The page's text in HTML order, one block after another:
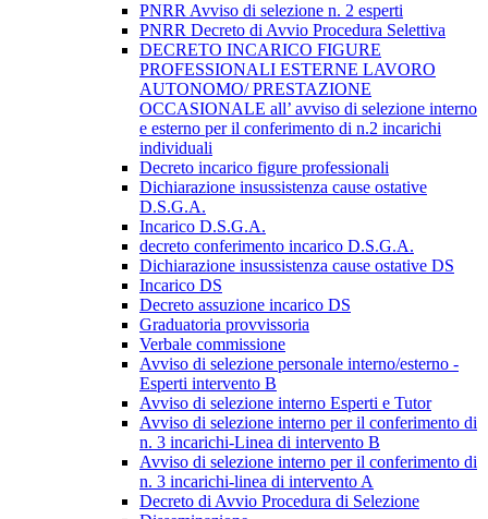
PNRR Avviso di selezione n. 2 esperti
PNRR Decreto di Avvio Procedura Selettiva
DECRETO INCARICO FIGURE
PROFESSIONALI ESTERNE LAVORO
AUTONOMO/ PRESTAZIONE
OCCASIONALE all’ avviso di selezione interno
e esterno per il conferimento di n.2 incarichi
individuali
Decreto incarico figure professionali
Dichiarazione insussistenza cause ostative
D.S.G.A.
Incarico D.S.G.A.
decreto conferimento incarico D.S.G.A.
Dichiarazione insussistenza cause ostative DS
Incarico DS
Decreto assuzione incarico DS
Graduatoria provvissoria
Verbale commissione
Avviso di selezione personale interno/esterno -
Esperti intervento B
Avviso di selezione interno Esperti e Tutor
Avviso di selezione interno per il conferimento di
n. 3 incarichi-Linea di intervento B
Avviso di selezione interno per il conferimento di
n. 3 incarichi-linea di intervento A
Decreto di Avvio Procedura di Selezione